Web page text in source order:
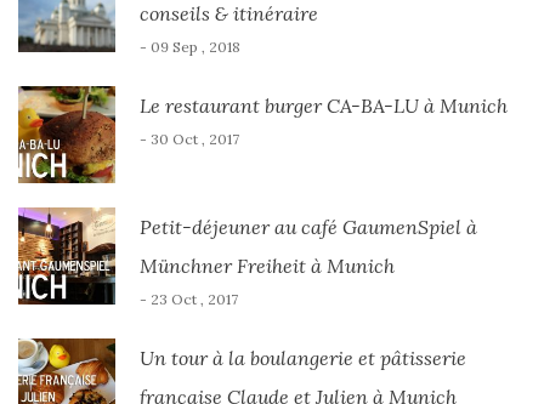
conseils & itinéraire
- 09 Sep , 2018
Le restaurant burger CA-BA-LU à Munich
- 30 Oct , 2017
Petit-déjeuner au café GaumenSpiel à
Münchner Freiheit à Munich
- 23 Oct , 2017
Un tour à la boulangerie et pâtisserie
française Claude et Julien à Munich